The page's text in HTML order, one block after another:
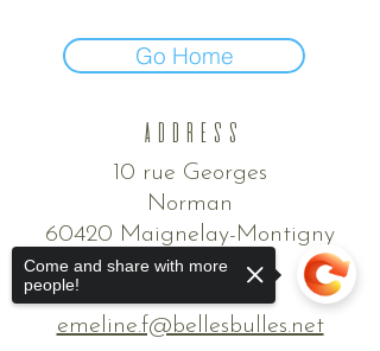
Go Home
ADDRESS
10 rue Georges
Norman
60420 Maignelay-Montigny
emeline.f@bellesbulles.net
Come and share with more
people!